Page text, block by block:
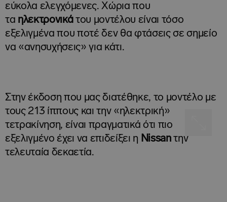
εύκολα ελεγχόμενες. Χώρια που
τα ηλεκτρονικάτου μοντέλου είναι τόσο
εξελιγμένα που ποτέ δεν θα φτάσεις σε σημείο
να «ανησυχήσεις» για κάτι.
Στην έκδοση που μας διατέθηκε, το μοντέλο με
τους 213 ίππους και την «ηλεκτρική»
τετρακίνηση, είναι πραγματικά ότι πιο
εξελιγμένο έχει να επιδείξει η Nissanτην
τελευταία δεκαετία.